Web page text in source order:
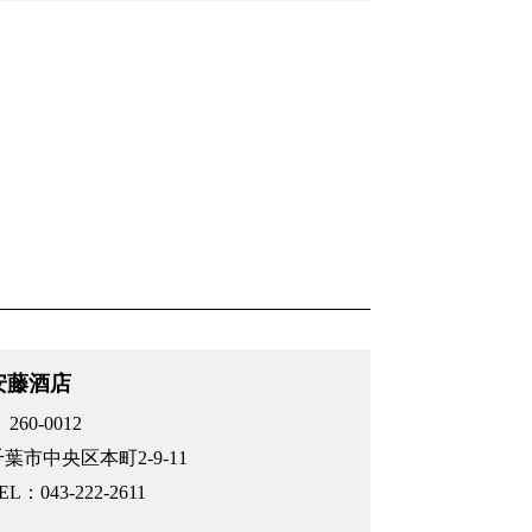
藤酒店
260-0012
葉市中央区本町2-9-11
：043-222-2611